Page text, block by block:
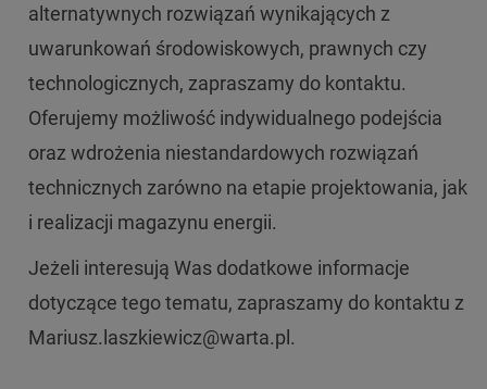
alternatywnych rozwiązań wynikających z
uwarunkowań środowiskowych, prawnych czy
technologicznych, zapraszamy do kontaktu.
Oferujemy możliwość indywidualnego podejścia
oraz wdrożenia niestandardowych rozwiązań
technicznych zarówno na etapie projektowania, jak
i realizacji magazynu energii.
Jeżeli interesują Was dodatkowe informacje
dotyczące tego tematu, zapraszamy do kontaktu z
Mariusz.laszkiewicz@warta.pl.